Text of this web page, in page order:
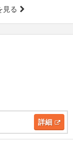
見る
詳細